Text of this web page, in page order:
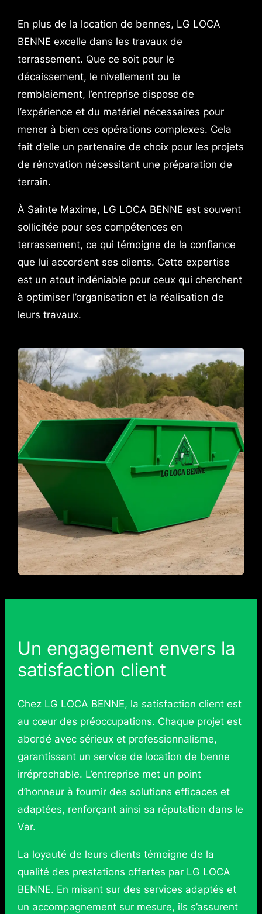
En plus de la location de bennes, LG LOCA
BENNE excelle dans les travaux de
terrassement. Que ce soit pour le
décaissement, le nivellement ou le
remblaiement, l’entreprise dispose de
l’expérience et du matériel nécessaires pour
mener à bien ces opérations complexes. Cela
fait d’elle un partenaire de choix pour les projets
de rénovation nécessitant une préparation de
terrain.
À Sainte Maxime, LG LOCA BENNE est souvent
sollicitée pour ses compétences en
terrassement, ce qui témoigne de la confiance
que lui accordent ses clients. Cette expertise
est un atout indéniable pour ceux qui cherchent
à optimiser l’organisation et la réalisation de
leurs travaux.
Un engagement envers la
satisfaction client
Chez LG LOCA BENNE, la satisfaction client est
au cœur des préoccupations. Chaque projet est
abordé avec sérieux et professionnalisme,
garantissant un service de location de benne
irréprochable. L’entreprise met un point
d’honneur à fournir des solutions efficaces et
adaptées, renforçant ainsi sa réputation dans le
Var.
La loyauté de leurs clients témoigne de la
qualité des prestations offertes par LG LOCA
BENNE. En misant sur des services adaptés et
un accompagnement sur mesure, ils s’assurent